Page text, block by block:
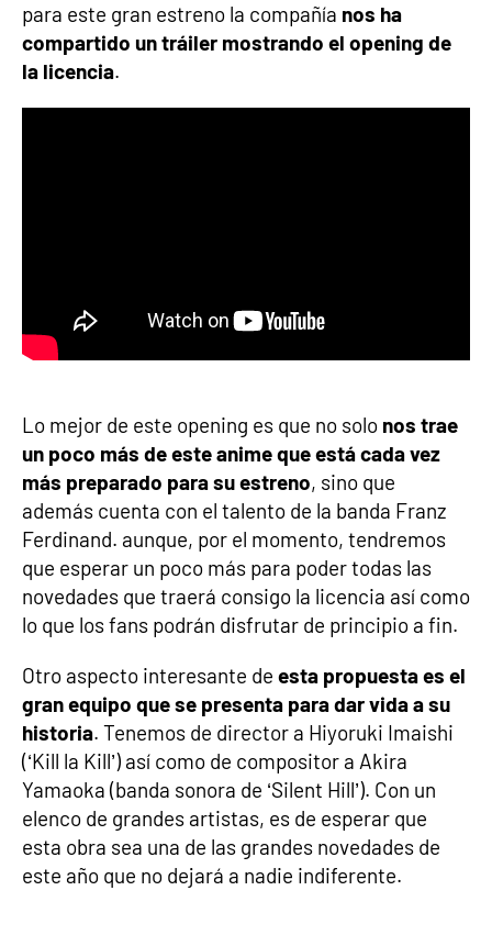
para este gran estreno la compañía nos ha
compartido un tráiler mostrando el opening de
la licencia.
Lo mejor de este opening es que no solo nos trae
un poco más de este anime que está cada vez
más preparado para su estreno, sino que
además cuenta con el talento de la banda Franz
Ferdinand. aunque, por el momento, tendremos
que esperar un poco más para poder todas las
novedades que traerá consigo la licencia así como
lo que los fans podrán disfrutar de principio a fin.
Otro aspecto interesante de esta propuesta es el
gran equipo que se presenta para dar vida a su
historia. Tenemos de director a Hiyoruki Imaishi
(‘Kill la Kill’) así como de compositor a Akira
Yamaoka (banda sonora de ‘Silent Hill’). Con un
elenco de grandes artistas, es de esperar que
esta obra sea una de las grandes novedades de
este año que no dejará a nadie indiferente.